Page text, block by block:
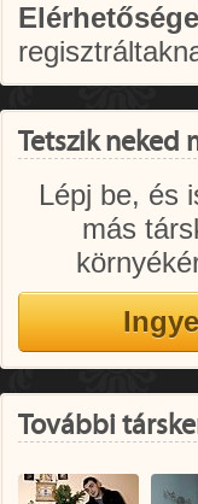
Tetszik neked
Lépj be, és
más
További